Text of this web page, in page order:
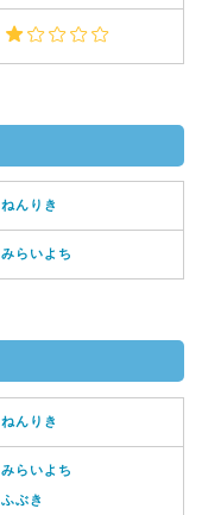
ねんりき
みらいよち
ねんりき
みらいよち
ふぶき